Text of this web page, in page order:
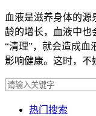
血液是滋养身体的
龄的增长，血液中也
“清理”，就会造成血
影响健康。这时，不
热门搜索